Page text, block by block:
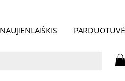
NAUJIENLAIŠKIS PARDUOTUVĖ